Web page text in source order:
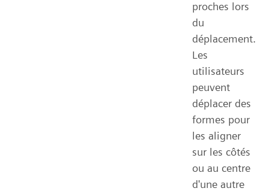
proches lors
du
déplacement.
Les
utilisateurs
peuvent
déplacer des
formes pour
les aligner
sur les côtés
ou au centre
d'une autre